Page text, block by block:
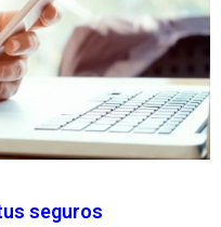
seguros